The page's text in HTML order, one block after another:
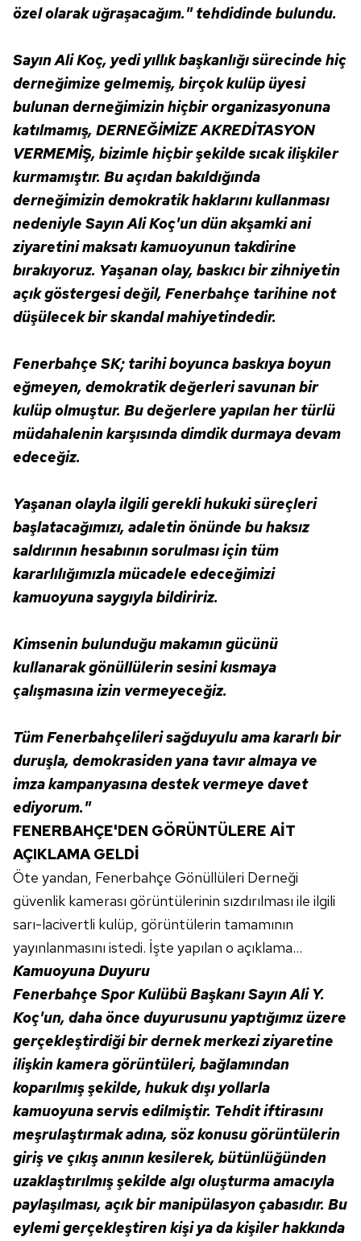
Sizlere daha iyi bir hizmet sunabilmek için İnternet
kullanılmaktadır. Bu çerezler vasıtasıyla çeşitli kişisel
verileriniz işlenmekte olup gerekli olan çerezler bilgi
toplumu hizmetlerinin sunulması amacıyla
kullanılmaktadır. Diğer çerezler, sitemizin daha işlevsel
kılınması ve kişiselleştirilmesi ve sizlere yönelik
reklam/pazarlama faaliyetlerinin yapılması, amaçlarıyla
sınırlı olarak açık rızanız dahilinde kullanılacaktır.
Çerezlere ilişkin tercihlerinizi aşağıda yer alan panel
vasıtasıyla belirleyebilirsiniz. Çerezlere ilişkin detaylı bilgi
için Ayarlar butonuna tıklayabilir,Çerez Bilgilendirme
Metnimiziziyaret edebilirsiniz.
6698 sayılı Kişisel Verilerin Korunması Kanunu uyarınca
hazırlanmış Aydınlatma Metnimizi okumak ve sitemizde
almak için lütfentıklayınız.
özel olarak uğraşacağım." tehdidinde bulundu.
Sayın Ali Koç, yedi yıllık başkanlığı sürecinde hiç
derneğimize gelmemiş, birçok kulüp üyesi
bulunan derneğimizin hiçbir organizasyonuna
katılmamış, DERNEĞİMİZE AKREDİTASYON
VERMEMİŞ, bizimle hiçbir şekilde sıcak ilişkiler
kurmamıştır. Bu açıdan bakıldığında
derneğimizin demokratik haklarını kullanması
nedeniyle Sayın Ali Koç'un dün akşamki ani
ziyaretini maksatı kamuoyunun takdirine
bırakıyoruz. Yaşanan olay, baskıcı bir zihniyetin
açık göstergesi değil, Fenerbahçe tarihine not
düşülecek bir skandal mahiyetindedir.
Fenerbahçe SK; tarihi boyunca baskıya boyun
eğmeyen, demokratik değerleri savunan bir
kulüp olmuştur. Bu değerlere yapılan her türlü
müdahalenin karşısında dimdik durmaya devam
edeceğiz.
Yaşanan olayla ilgili gerekli hukuki süreçleri
başlatacağımızı, adaletin önünde bu haksız
saldırının hesabının sorulması için tüm
kararlılığımızla mücadele edeceğimizi
kamuoyuna saygıyla bildiririz.
Kimsenin bulunduğu makamın gücünü
kullanarak gönüllülerin sesini kısmaya
çalışmasına izin vermeyeceğiz.
Tüm Fenerbahçelileri sağduyulu ama kararlı bir
duruşla, demokrasiden yana tavır almaya ve
imza kampanyasına destek vermeye davet
ediyorum."
FENERBAHÇE'DEN GÖRÜNTÜLERE AİT
AÇIKLAMA GELDİ
Öte yandan, Fenerbahçe Gönüllüleri Derneği
güvenlik kamerası görüntülerinin sızdırılması ile ilgili
sarı-lacivertli kulüp, görüntülerin tamamının
yayınlanmasını istedi. İşte yapılan o açıklama...
Kamuoyuna Duyuru
Fenerbahçe Spor Kulübü Başkanı Sayın Ali Y.
Koç'un, daha önce duyurusunu yaptığımız üzere
gerçekleştirdiği bir dernek merkezi ziyaretine
ilişkin kamera görüntüleri, bağlamından
koparılmış şekilde, hukuk dışı yollarla
kamuoyuna servis edilmiştir. Tehdit iftirasını
meşrulaştırmak adına, söz konusu görüntülerin
giriş ve çıkış anının kesilerek, bütünlüğünden
uzaklaştırılmış şekilde algı oluşturma amacıyla
paylaşılması, açık bir manipülasyon çabasıdır. Bu
eylemi gerçekleştiren kişi ya da kişiler hakkında